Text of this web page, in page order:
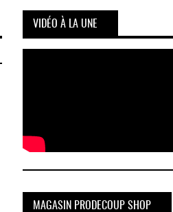
VIDÉO À LA UNE
MAGASIN PRODECOUP SHOP